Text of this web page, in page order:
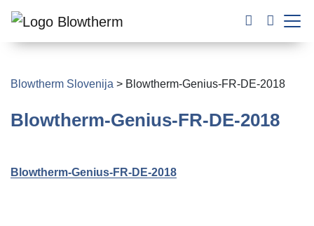
Blowtherm Slovenija > Blowtherm-Genius-FR-DE-2018
Blowtherm-Genius-FR-DE-2018
Blowtherm-Genius-FR-DE-2018